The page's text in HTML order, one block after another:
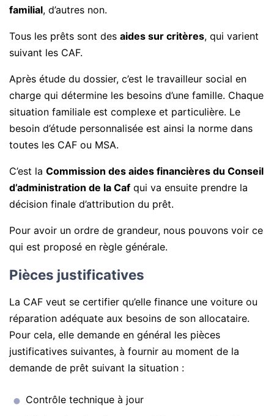
familial, d’autres non.
Tous les prêts sont des aides sur critères, qui varient
suivant les CAF.
Après étude du dossier, c’est le travailleur social en
charge qui détermine les besoins d’une famille. Chaque
situation familiale est complexe et particulière. Le
besoin d’étude personnalisée est ainsi la norme dans
toutes les CAF ou MSA.
C’est la Commission des aides financières du Conseil
d’administration de la Caf qui va ensuite prendre la
décision finale d’attribution du prêt.
Pour avoir un ordre de grandeur, nous pouvons voir ce
qui est proposé en règle générale.
Pièces justificatives
La CAF veut se certifier qu’elle finance une voiture ou
réparation adéquate aux besoins de son allocataire.
Pour cela, elle demande en général les pièces
justificatives suivantes, à fournir au moment de la
demande de prêt suivant la situation :
Contrôle technique à jour